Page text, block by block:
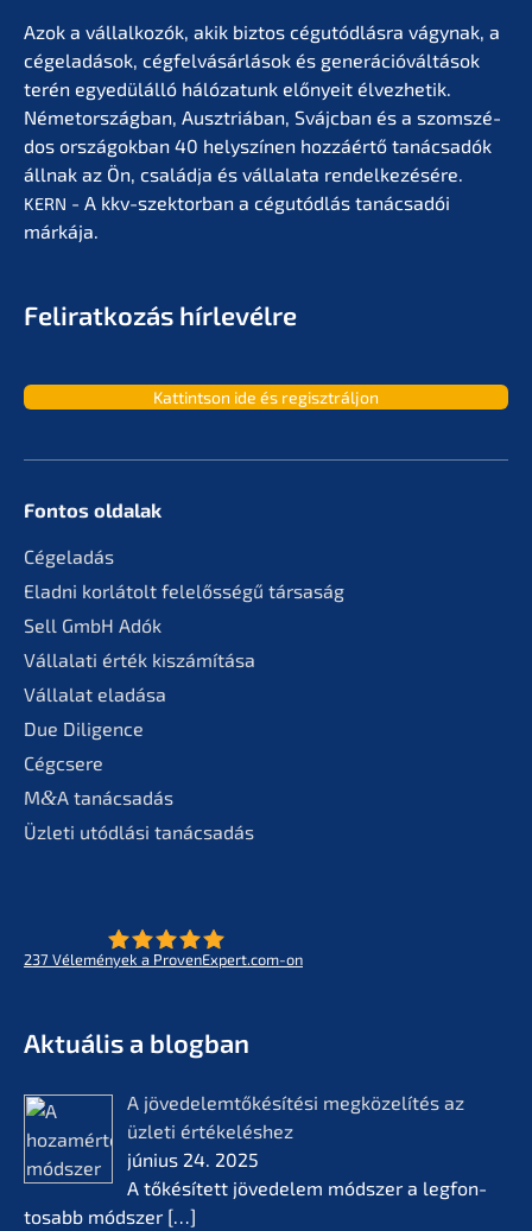
Azok a vállal­ko­zók, akik biztos cégutód­lás­ra vágynak, a
cégela­dá­sok, cégfel­vá­sár­lá­sok és generá­ció­vál­tá­sok
terén egyedülál­ló hálóza­tunk előny­eit élvez­he­tik.
Németor­szág­ban, Ausztriá­ban, Svájc­ban és a szomszé­
dos orszá­gok­ban 40 helyszí­nen hozzá­értő tanác­sa­dók
állnak az Ön, család­ja és vállala­ta rendel­ke­zé­sé­re.
KERN - A kkv-szektor­ban a cégutód­lás tanác­sa­dói
márkája.
Feliratko­zás hírlevélre
Kattint­son ide és regisztráljon
Fontos oldalak
Cégela­dás
Eladni korlá­tolt felelős­sé­gű társaság
Sell GmbH Adók
Vállala­ti érték kiszámítása
Válla­lat eladása
Due Diligence
Cégcse­re
M&A tanác­sa­dás
Üzleti utódlá­si tanácsadás
237 Vélemé­ny­ek a ProvenExpert.com-on
Aktuá­lis a blogban
A jövedelem­tőké­sí­té­si megkö­ze­lí­tés az
üzleti értékelés­hez
június 24. 2025
A tőkésí­tett jövede­lem módszer a legfon­
tosabb módszer […]